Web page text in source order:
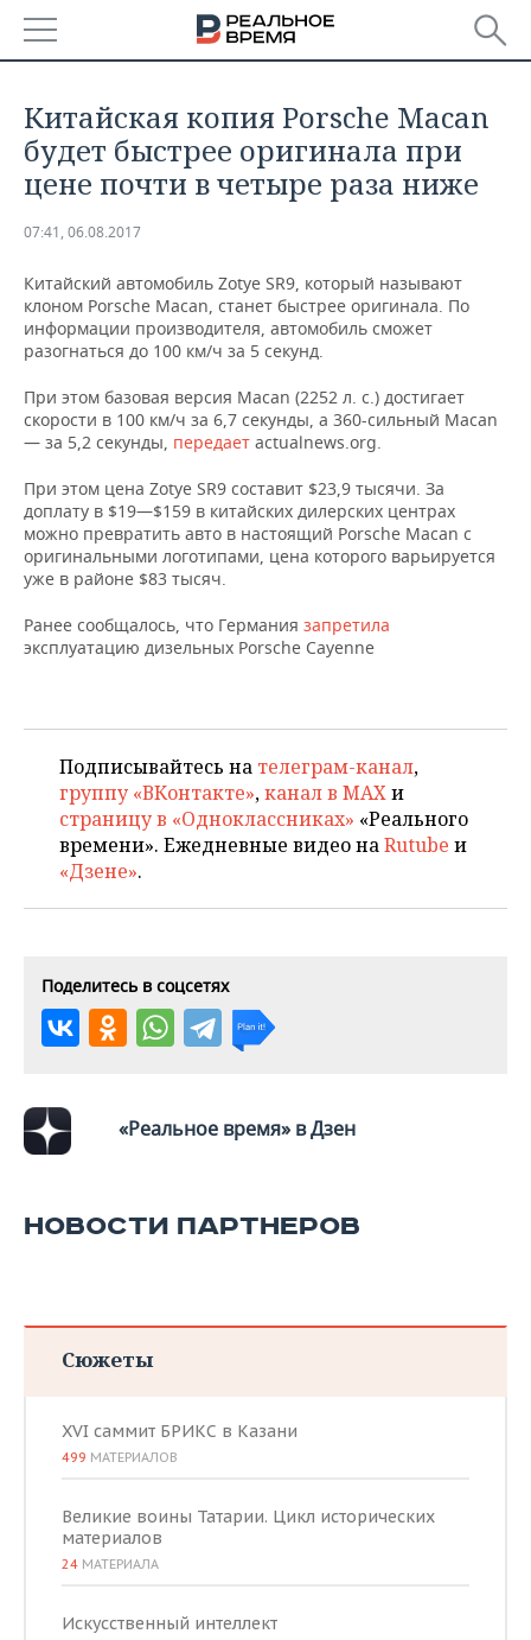
БАШКОРТОСТАН
ТАТАРСТАН
НОВОСТИ
АНАЛИТИКА
ДЕКЛАРАЦИИ О ДОХОДАХ
КОРОЛИ ГОСЗАКАЗА ПФО
ВУЗЫ ТАТАРСТАНА
ТОРГОВЫЕ ЦЕНТРЫ
ТАТАРСТАНА
НОВОСТИ ЭКОНОМИКИ
ФИНАНСЫ
БАНКИ
ИНВЕСТИЦИИ
ПРОМЫШЛЕННОСТЬ
НОВОСТИ
АГРОПРОМ
МАШИНОСТРОЕНИЕ
НЕФТЕХИМИЯ
НЕФТЬ
ОПК
НЕДВИЖИМОСТЬ
НОВОСТИ НЕДВИЖИМОСТИ
АВТО
НОВОСТИ БИЗНЕСА
РОЗНИЧНАЯ ТОРГОВЛЯ
ТРАНСПОРТ
ТЕХНОЛОГИИ
НОВОСТИ ТЕХНОЛОГИЙ
IT
МЕРОПРИЯТИЯ
НОВОСТИ МЕРОПРИЯТИЙ
ONLINE-КОНФЕРЕНЦИИ
ОТКРЫТАЯ ЛЕКЦИЯ
СПОРТ
ХОККЕЙ
БАСКЕТБОЛ
ВОЛЕЙБОЛ
ФИГУРНОЕ КАТАНИЕ
ХОККЕЙ С МЯЧОМ
ВЛАСТЬ
ИНФРАСТРУКТУРА
ИСТОРИЯ
МЕДИЦИНА
ПРОИСШЕСТВИЯ
СЮЖЕТЫ
СПРАВОЧНИК
СПИСОК ПЕРСОН
ПОЛНАЯ ВЕРСИЯ
Китайская копия Porsche Macan
будет быстрее оригинала при
цене почти в четыре раза ниже
07:41, 06.08.2017
Китайский автомобиль Zotye SR9, который называют
клоном Porsche Macan, станет быстрее оригинала. По
информации производителя, автомобиль сможет
разогнаться до 100 км/ч за 5 секунд.
При этом базовая версия Macan (2252 л. с.) достигает
скорости в 100 км/ч за 6,7 секунды, а 360-сильный Macan
— за 5,2 секунды, передает actualnews.org.
При этом цена Zotye SR9 составит $23,9 тысячи. За
доплату в $19—$159 в китайских дилерских центрах
можно превратить авто в настоящий Porsche Macan с
оригинальными логотипами, цена которого варьируется
уже в районе $83 тысяч.
Ранее сообщалось, что Германия запретила
эксплуатацию дизельных Porsche Cayenne
Подписывайтесь на телеграм-канал,
группу «ВКонтакте»,канал в MAXи
страницу в «Одноклассниках» «Реального
времени». Ежедневные видео наRutube и
«Дзене».
Поделитесь в соцсетях
«Реальное время» в Дзен
НОВОСТИ ПАРТНЕРОВ
Сюжеты
XVI саммит БРИКС в Казани
499 МАТЕРИАЛОВ
Великие воины Татарии. Цикл исторических
материалов
24 МАТЕРИАЛА
Искусственный интеллект